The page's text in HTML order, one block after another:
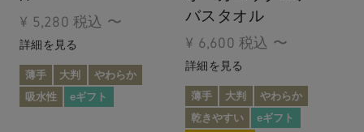
¥ 5,280 税込 〜
詳細を見る
薄手 大判
やわらか
吸水性
eギフト
バスタオル
¥ 6,600 税込 〜
詳細を見る
薄手 大判
やわらか
乾きやすい
eギフト